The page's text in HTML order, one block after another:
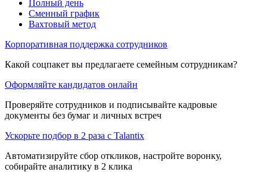
Полный день
Сменный график
Вахтовый метод
Корпоративная поддержка сотрудников
Какой соцпакет вы предлагаете семейным сотрудникам?
Оформляйте кандидатов онлайн
Проверяйте сотрудников и подписывайте кадровые
документы без бумаг и личных встреч
Ускорьте подбор в 2 раза с Talantix
Автоматизируйте сбор откликов, настройте воронку,
собирайте аналитику в 2 клика